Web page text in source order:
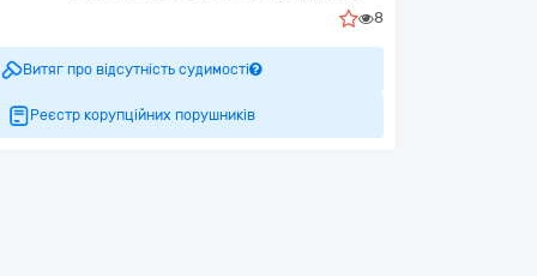
8
Витяг про відсутність судимості
Реєстр корупційних порушників